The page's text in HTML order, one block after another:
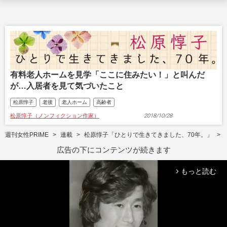
有料老人ホームを見学「ここに住みたい！」と叫んだ
が…入居者を見て気づいたこと
松原惇子 老後 老人ホーム 高齢者
松原惇子（ノンフィクション作家） 2018/10/28
週刊女性PRIME 連載 松原惇子「ひとりで生きてきました、70年。」
広告の下にコンテンツが続きます
arrow_forward_ios もっと読む